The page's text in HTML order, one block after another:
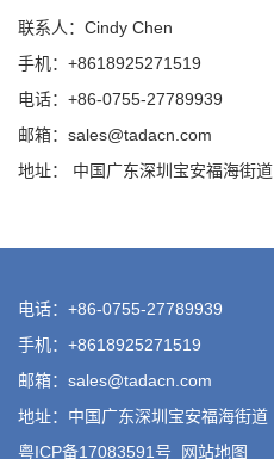
联系人：Cindy Chen
手机：+8618925271519
电话：+86-0755-27789939
邮箱：sales@tadacn.com
地址： 中国广东深圳宝安福海街道
电话：+86-0755-27789939
手机：+8618925271519
邮箱：sales@tadacn.com
地址：中国广东深圳宝安福海街道
粤ICP备17083591号
网站地图